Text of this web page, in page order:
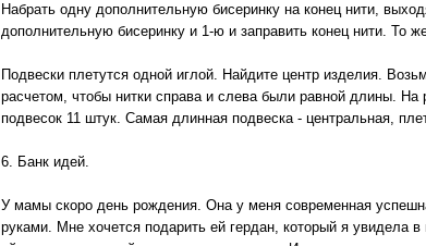
Набрать одну дополнительную бисеринку на конец нити,
дополнительную бисеринку и 1-ю и заправить конец нити. То
Подвески плетутся одной иглой. Найдите центр изделия.
расчетом, чтобы нитки справа и слева были равной длины. На
подвесок 11 штук. Самая длинная подвеска - центральная,
6. Банк идей.
У мамы скоро день рождения. Она у меня современная
руками. Мне хочется подарить ей гердан, который я увидела